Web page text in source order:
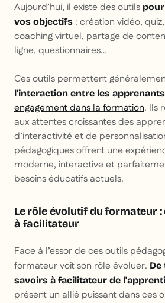
Aujourd’hui, il existe des outils
vos objectifs : création vidéo,
coaching virtuel, partage de
ligne, questionnaires…
Ces outils permettent
l'interaction entre les apprenants
engagement dans la formation. Ils
aux attentes croissantes des
d’interactivité et de
pédagogiques offrent une
moderne, interactive et
besoins éducatifs actuels.
Le rôle évolutif du formateur
à facilitateur
Face à l’essor de ces outils
formateur voit son rôle évoluer.
savoirs à facilitateur de
présent un allié puissant dans ces